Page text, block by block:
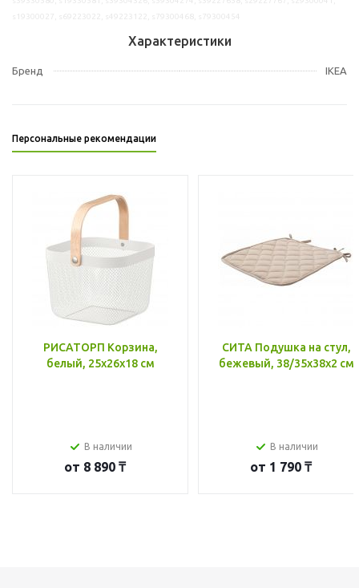
Характеристики
Бренд IKEA
Персональные рекомендации
РИСАТОРП Корзина,
белый, 25x26x18 см
В наличии
от 8 890 ₸
СИТА Подушка на стул,
бежевый, 38/35x38x2 см
В наличии
от 1 790 ₸